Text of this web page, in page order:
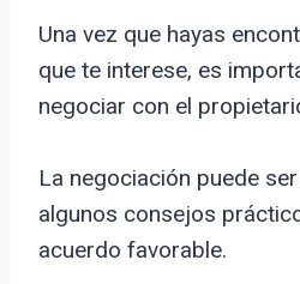
Una vez que hayas
que te interese, es
negociar con el
La negociación puede
algunos consejos
acuerdo favorable.